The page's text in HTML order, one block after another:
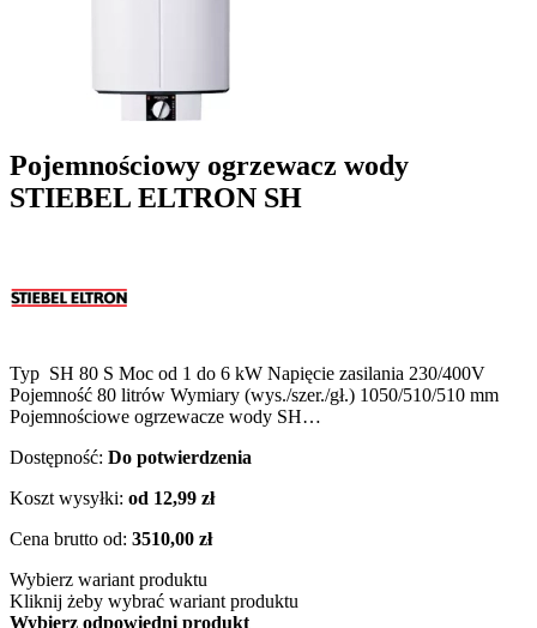
Pojemnościowy ogrzewacz wody
STIEBEL ELTRON SH
Typ SH 80 S Moc od 1 do 6 kW Napięcie zasilania 230/400V
Pojemność 80 litrów Wymiary (wys./szer./gł.) 1050/510/510 mm
Pojemnościowe ogrzewacze wody SH…
Dostępność: Do potwierdzenia
Koszt wysyłki: od 12,99 zł
Cena brutto od: 3510,00 zł
Wybierz wariant produktu
Kliknij żeby wybrać wariant produktu
Wybierz odpowiedni produkt